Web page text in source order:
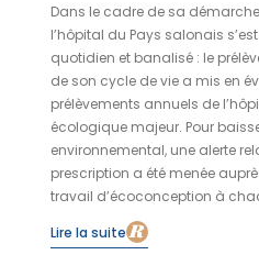
Dans le cadre de sa
l’hôpital du Pays salonais
quotidien et banalisé : le
de son cycle de vie a mis en
prélèvements annuels de
écologique majeur. Pour
environnemental, une alerte
prescription a été menée
travail d’écoconception à
été mené. Quatre ans après,
porter ses fruits.
Lire la suite